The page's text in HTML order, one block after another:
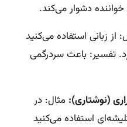
دشوار می‌کند.
از زبانی استفاده می‌کنید
تفسیر: باعث سردرگمی
(نوشتاری): مثال: در
استفاده می‌کنید